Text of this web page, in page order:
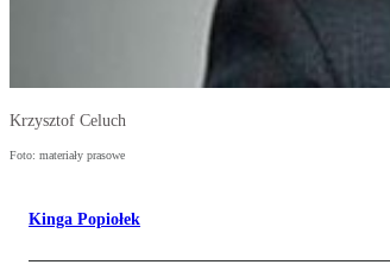
Krzysztof Celuch
Foto: materiały prasowe
Kinga Popiołek